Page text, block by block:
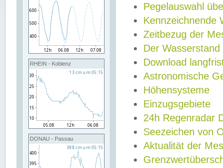
RHEIN - Koblenz
DONAU - Passau
Pegelauswahl
Kennzeichnende
Zeitbezug der
Der Wasserstand
Download
Astronomische
Höhensysteme
Einzugsgebiete
24h Regenradar
Seezeichen von
Aktualität der